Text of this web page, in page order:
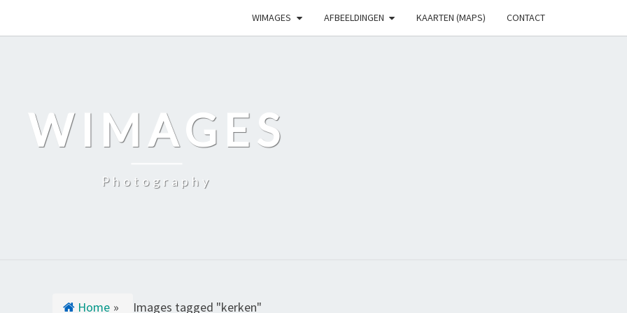
WIMAGES AFBEELDINGEN KAARTEN (MAPS) CONTACT
WIMAGES
Photography
Home » Images tagged "kerken"